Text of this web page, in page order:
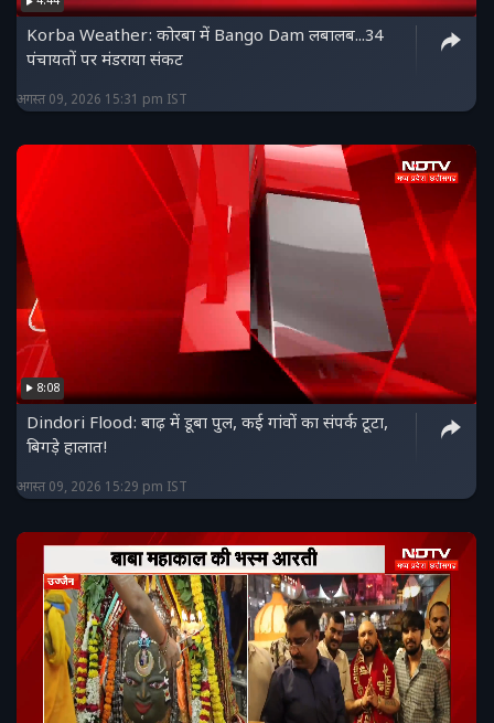
Korba Weather: कोरबा में Bango Dam लबालब...34
पंचायतों पर मंडराया संकट
अगस्त 09, 2026 15:31 pm IST
8:08
Dindori Flood: बाढ़ में डूबा पुल, कई गांवों का संपर्क टूटा,
बिगड़े हालात!
अगस्त 09, 2026 15:29 pm IST